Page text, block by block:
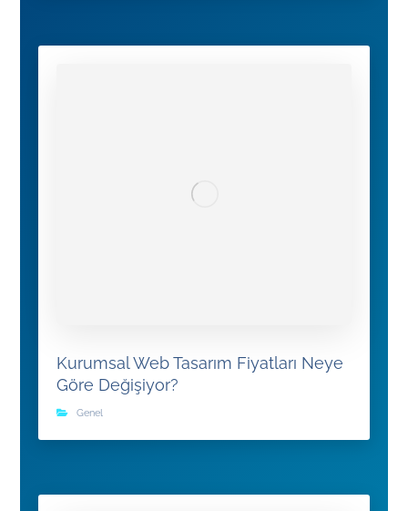
Kurumsal Web Tasarım Fiyatları Neye
Göre Değişiyor?
Genel